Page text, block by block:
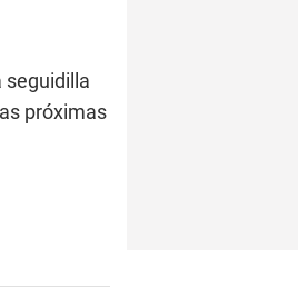
seguidilla
próximas